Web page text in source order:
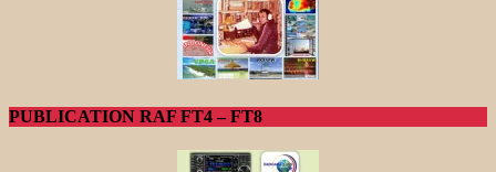
PUBLICATION RAF FT4 – FT8